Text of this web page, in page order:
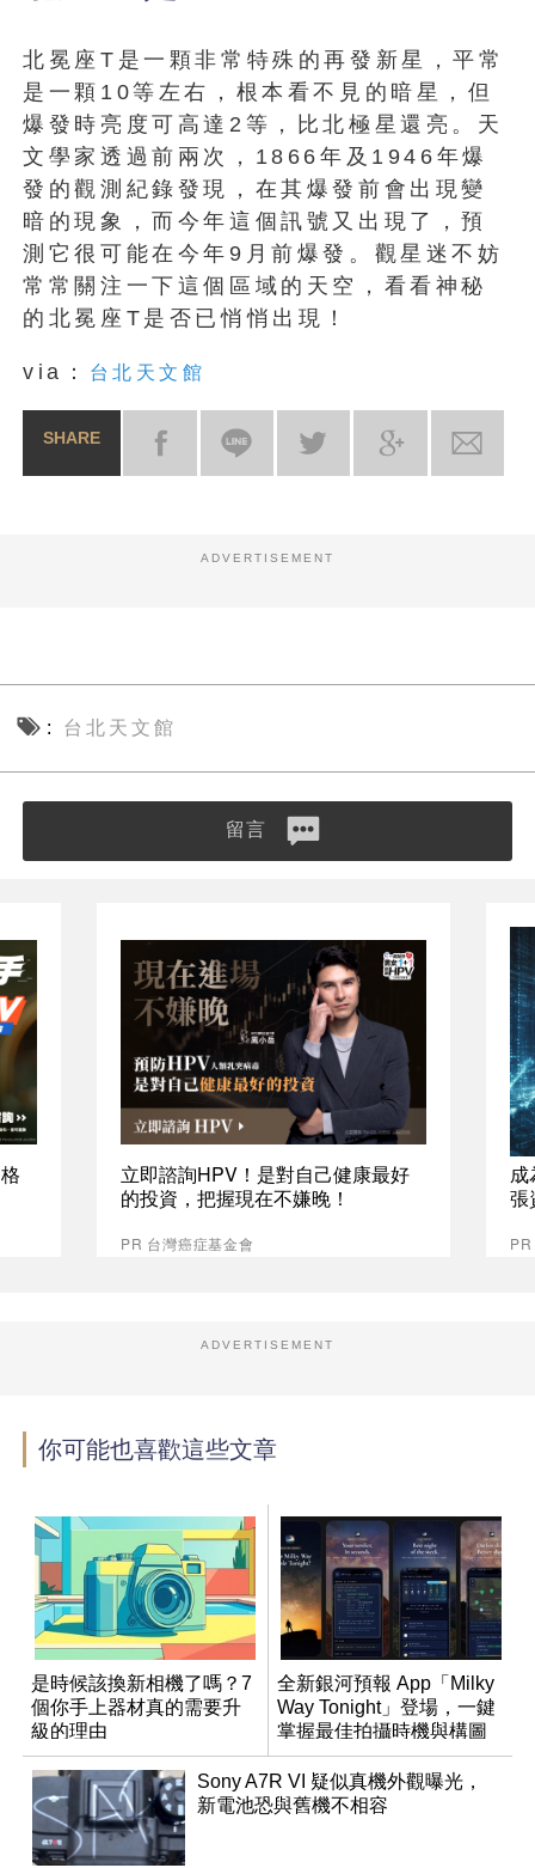
北冕座T是一顆非常特殊的再發新星，平常
是一顆10等左右，根本看不見的暗星，但
爆發時亮度可高達2等，比北極星還亮。天
文學家透過前兩次，1866年及1946年爆
發的觀測紀錄發現，在其爆發前會出現變
暗的現象，而今年這個訊號又出現了，預
測它很可能在今年9月前爆發。觀星迷不妨
常常關注一下這個區域的天空，看看神秘
的北冕座T是否已悄悄出現！
via： 台北天文館
SHARE
ADVERTISEMENT
台北天文館
留言
立即諮詢HPV！是對自己健康最好
的投資，把握現在不嫌晚！
PR 台灣癌症基金會
成
張
ADVERTISEMENT
你可能也喜歡這些文章
是時候該換新相機了嗎？7
個你手上器材真的需要升
級的理由
全新銀河預報 App「Milky
Way Tonight」登場，一鍵
掌握最佳拍攝時機與構圖
Sony A7R VI 疑似真機外觀曝光，
新電池恐與舊機不相容